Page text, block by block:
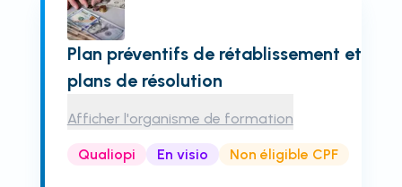
Plan préventifs de rétablissement et
plans de résolution
Afficher l'organisme de formation
Qualiopi En visio Non éligible CPF